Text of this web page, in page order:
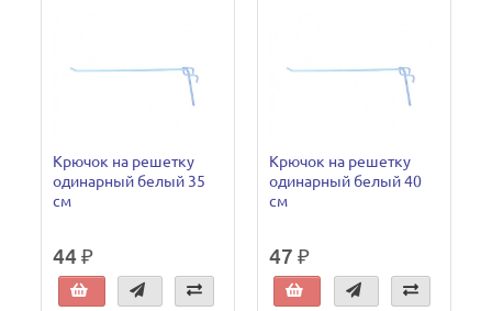
Крючок на решетку
одинарный белый 35
см
44 ₽
Крючок на решетку
одинарный белый 40
см
47 ₽